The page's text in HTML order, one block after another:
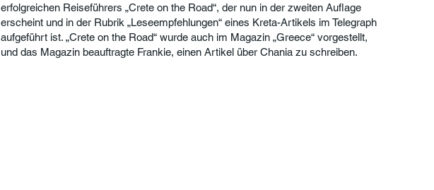
erfolgreichen Reiseführers „Crete on the Road“, der nun in der zweiten Auflage
erscheint und in der Rubrik „Leseempfehlungen“ eines Kreta-Artikels im Telegraph
aufgeführt ist. „Crete on the Road“ wurde auch im Magazin „Greece“ vorgestellt,
und das Magazin beauftragte Frankie, einen Artikel über Chania zu schreiben.